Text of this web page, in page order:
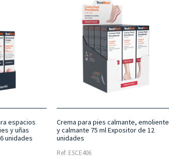
espacios
y uñas
unidades
Crema para pies calmante, emoliente
y calmante 75 ml Expositor de 12
unidades
Ref: ESCE406